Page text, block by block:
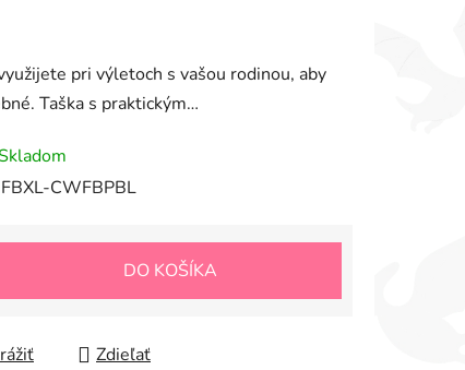
pri výletoch s vašou rodinou, aby
Taška s praktickým…
FBXL-CWFBPBL
DO KOŠÍKA
Zdieľať